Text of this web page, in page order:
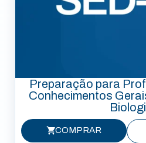
Preparação para
Conhecimentos
COMPRAR